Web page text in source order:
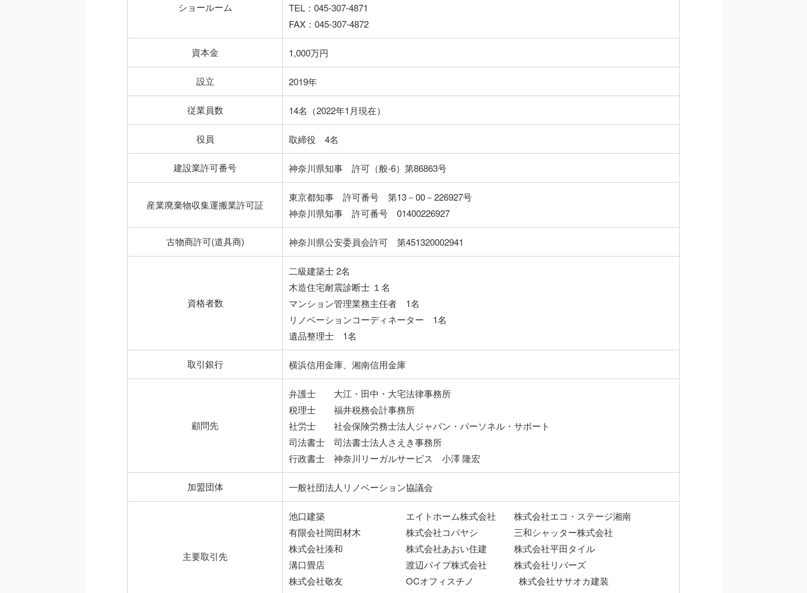
ショールーム
TEL：045-307-4871
FAX：045-307-4872
資本金 1,000万円
設立 2019年
従業員数 14名（2022年1月現在）
役員 取締役 4名
建設業許可番号 神奈川県知事 許可（般-6）第86863号
産業廃棄物収集運搬業許可証
東京都知事 許可番号 第13－00－226927号
神奈川県知事 許可番号 01400226927
古物商許可(道具商) 神奈川県公安委員会許可 第451320002941
資格者数
二級建築士 2名
木造住宅耐震診断士 １名
マンション管理業務主任者 1名
リノベーションコーディネーター 1名
遺品整理士 1名
取引銀行 横浜信用金庫、湘南信用金庫
顧問先
弁護士 大江・田中・大宅法律事務所
税理士 福井税務会計事務所
社労士 社会保険労務士法人ジャパン・パーソネル・サポート
司法書士 司法書士法人さえき事務所
行政書士 神奈川リーガルサービス 小澤 隆宏
加盟団体 一般社団法人リノベーション協議会
主要取引先
池口建築 エイトホーム株式会社 株式会社エコ・ステージ湘南
有限会社岡田材木 株式会社コバヤシ 三和シャッター株式会社
株式会社湊和 株式会社あおい住建 株式会社平田タイル
溝口畳店 渡辺パイプ株式会社 株式会社リバーズ
株式会社敬友 OCオフィスチノ 株式会社ササオカ建装